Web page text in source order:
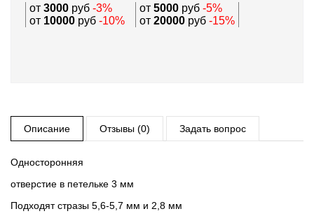
от 3000 руб -3% от 5000 руб -5%
от 10000 руб -10% от 20000 руб -15%
Описание Отзывы (0) Задать вопрос
Односторонняя
отверстие в петельке 3 мм
Подходят стразы 5,6-5,7 мм и 2,8 мм